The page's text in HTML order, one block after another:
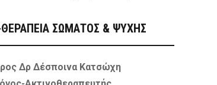
ΣΩΜΑΤΟΣ & ΨΥΧΗΣ
Δρ Δέσποινα Κατσώχη